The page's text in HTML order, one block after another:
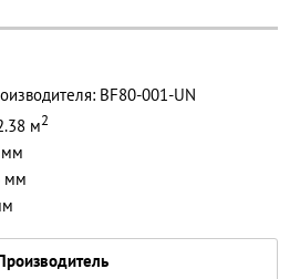
BF80-001-UN
м2
мм
мм